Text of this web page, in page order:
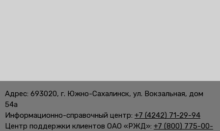
Адрес: 693020, г. Южно-Сахалинск, ул. Вокзальная, дом
54а
Информационно-справочный центр: +7 (4242) 71-29-94
Центр поддержки клиентов ОАО «РЖД»: +7 (800) 775-00-